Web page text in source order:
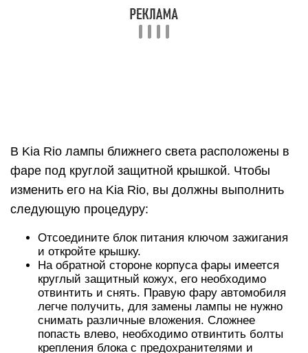
огней. Запасная лампа расположена прямо в
центре открытого окна, на нее надет
электрический башмак, который необходимо
https://youtube.com/watch?v=UylyCmPPKII
ОДНОВРЕМЕННОЕ ЛЮЧЕНИЕ БЛИЖНЕГО
СВЕТА И ДНЕВНЫХ ХОДОВЫХ ОГНЕЙ KIA